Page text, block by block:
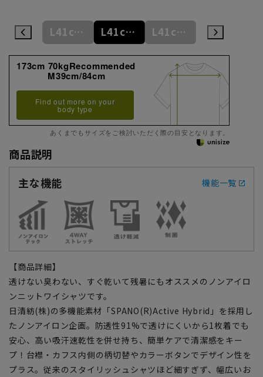
L41cm/78cm L41cm/80cm L41cm/82cm L41cm/84cm
173cm 70kgRecommended
M39cm/84cm
Find out more on your
body type
あくまでもサイズをご検討いただく際の目安となります。
商品説明
主な機能
機能一覧
【商品詳細】
透けない臭わない、すぐ乾いて残暑にもオススメのノンアイロ
ンニットワイシャツです。
日清紡(株)の多機能素材「SPANO(R)Active Hybrid」を採用し
たノンアイロン企画。防透性91%で透けにくいから1枚着でも
安心、高い吸汗速乾性を併せ持ち、簡単ケアで清潔感をキー
プ！台襟・カフス内側の柄切替やカラーボタンでデザイン性を
プラス。従来のスタイリッシュシャツほど細すぎず、幅広いお